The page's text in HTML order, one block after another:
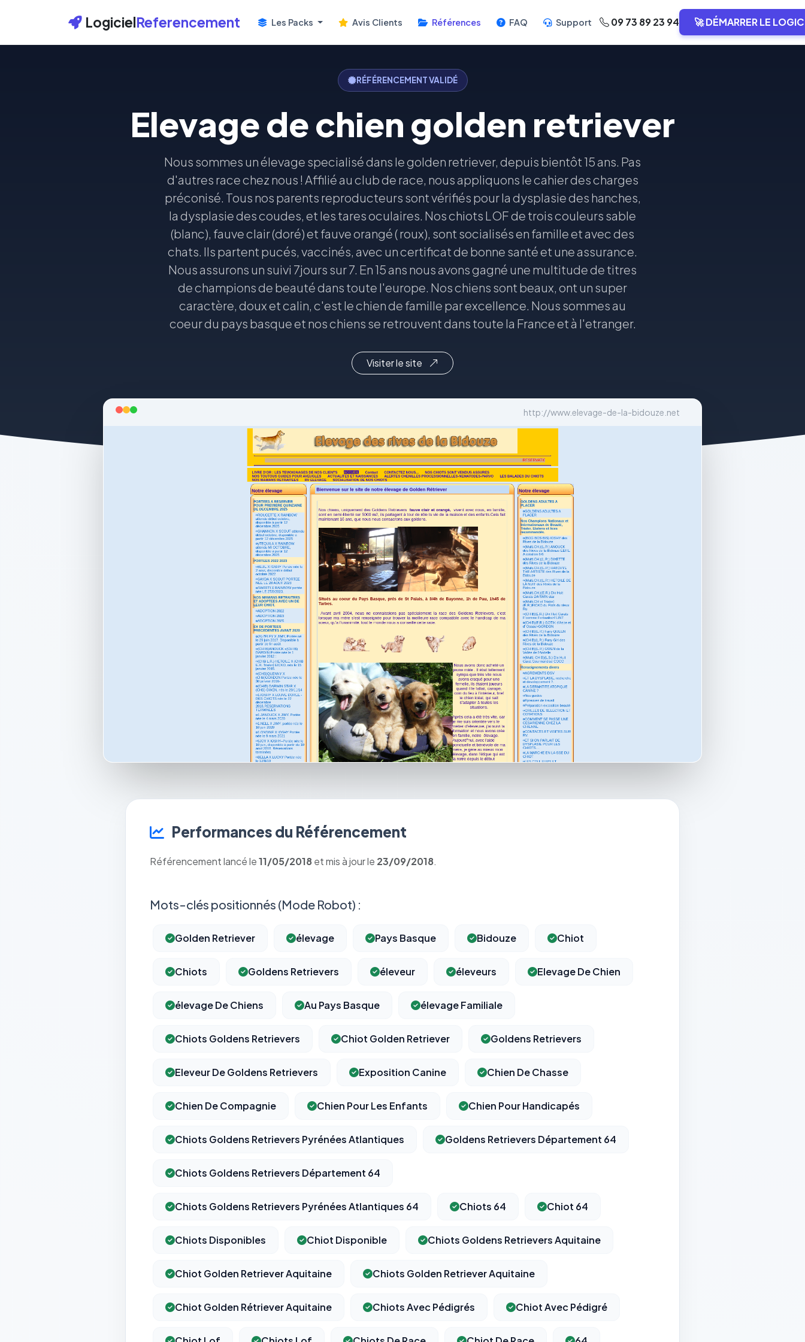
LogicielReferencement Les Packs Avis Clients Références FAQ Support 09 73 89 23 94 🚀 DÉMARRER LE
RÉFÉRENCEMENT VALIDÉ
Elevage de chien golden retriever
Nous sommes un élevage specialisé dans le golden retriever, depuis bientôt 15 ans. Pas
d'autres race chez nous ! Affilié au club de race, nous appliquons le cahier des charges
préconisé. Tous nos parents reproducteurs sont vérifiés pour la dysplasie des hanches,
la dysplasie des coudes, et les tares oculaires. Nos chiots LOF de trois couleurs sable
(blanc), fauve clair (doré) et fauve orangé ( roux), sont socialisés en famille et avec des
chats. Ils partent pucés, vaccinés, avec un certificat de bonne santé et une assurance.
Nous assurons un suivi 7jours sur 7. En 15 ans nous avons gagné une multitude de titres
de champions de beauté dans toute l'europe. Nos chiens sont beaux, ont un super
caractère, doux et calin, c'est le chien de famille par excellence. Nous sommes au
coeur du pays basque et nos chiens se retrouvent dans toute la France et à l'etranger.
Visiter le site
http://www.elevage-de-la-bidouze.net
Performances du Référencement
Référencement lancé le11/05/2018 et mis à jour le 23/09/2018.
Mots-clés positionnés (Mode Robot) :
Golden Retriever élevage Pays Basque Bidouze Chiot
Chiots Goldens Retrievers éleveur éleveurs Elevage De Chien
élevage De Chiens Au Pays Basque élevage Familiale
Chiots Goldens Retrievers Chiot Golden Retriever Goldens Retrievers
Eleveur De Goldens Retrievers Exposition Canine Chien De Chasse
Chien De Compagnie Chien Pour Les Enfants Chien Pour Handicapés
Chiots Goldens Retrievers Pyrénées Atlantiques Goldens Retrievers Département 64
Chiots Goldens Retrievers Département 64
Chiots Goldens Retrievers Pyrénées Atlantiques 64 Chiots 64 Chiot 64
Chiots Disponibles Chiot Disponible Chiots Goldens Retrievers Aquitaine
Chiot Golden Retriever Aquitaine Chiots Golden Retriever Aquitaine
Chiot Golden Rétriever Aquitaine Chiots Avec Pédigrés Chiot Avec Pédigré
⚙️
Cookies essentiels
mémorisation de vos choix de consentement. Ils ne peuvent
pas être désactivés.
Nous aident à comprendre comment vous utilisez le site
(pages visitées, durée de visite) pour l'améliorer. Données
Cookies marketing